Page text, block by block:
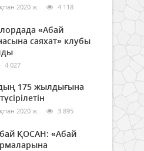
2020 ж. 4 118
«Абай
саяхат» клубы
4 027
175 жылдығына
2020 ж. 3 895
ҚОСАН: «Абай